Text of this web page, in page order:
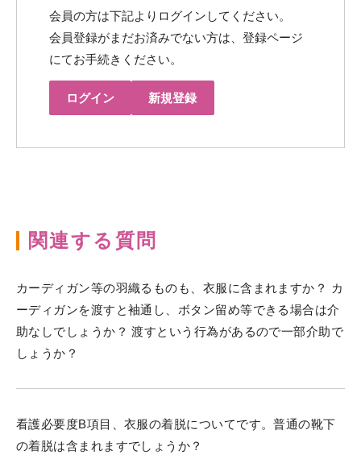
会員の方は下記よりログインしてください。
会員登録がまだお済みでない方は、登録ページ
にてお手続きください。
ログイン 新規登録
関連する質問
カーディガン等の羽織るものも、衣服に含まれますか？ カ
ーディガンを渡すと袖通し、ボタン留め等できる場合は介
助なしでしょうか？ 渡すという行為があるので一部介助で
しょうか？
看護必要度B項目、衣服の着脱についてです。普通の靴下
の着脱は含まれますでしょうか？